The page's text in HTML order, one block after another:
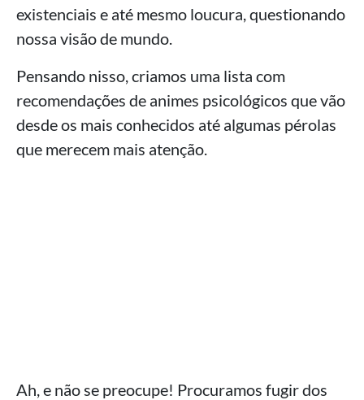
existenciais e até mesmo loucura, questionando
nossa visão de mundo.
Pensando nisso, criamos uma lista com
recomendações de animes psicológicos que vão
desde os mais conhecidos até algumas pérolas
que merecem mais atenção.
Ah, e não se preocupe! Procuramos fugir dos